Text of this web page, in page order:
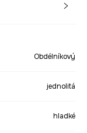
Obdélníkový
jednolitá
hladké